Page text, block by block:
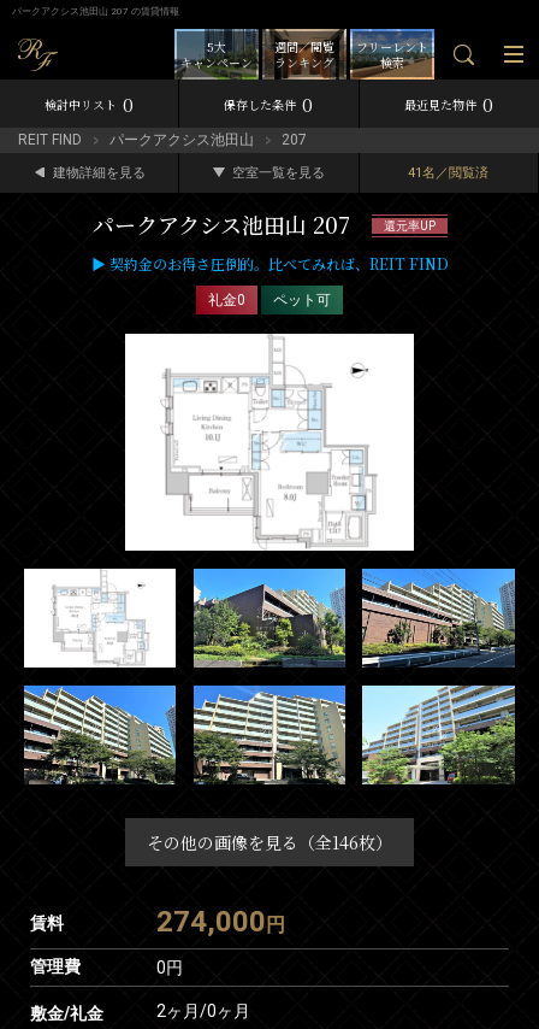
パークアクシス池田山 207 の賃貸情報
フリーレント
検索
週間／閲覧
ランキング
5大
キャンペーン
検討中リスト 0 保存した条件 0 最近見た物件 0
REIT FIND パークアクシス池田山 207
建物詳細を見る 空室一覧を見る 41名／閲覧済
パークアクシス池田山 207 還元率UP
▶ 契約金のお得さ圧倒的。比べてみれば、REIT FIND
礼金0 ペット可
その他の画像を見る（全146枚）
賃料 274,000 円
管理費 0円
敷金/礼金 2ヶ月/0ヶ月